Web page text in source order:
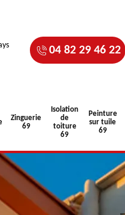
04 82 29 46 22
Zinguerie
69
Isolation
de
toiture
69
Peinture
sur tuile
69